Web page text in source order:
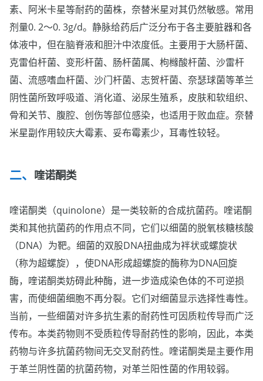
素、阿米卡星等耐药的菌株，奈替米星对其仍然敏感。常用
剂量0. 2～0. 3g/d。静脉给药后广泛分布于各主要脏器和各
体液中，但在脑脊液和胆汁中浓度低。主要用于大肠杆菌、
克雷伯杆菌、变形杆菌、肠杆菌属、枸橼酸杆菌、沙雷杆
菌、流感嗜血杆菌、沙门杆菌、志贺杆菌、奈瑟球菌等革兰
阴性菌所致呼吸道、消化道、泌尿生殖系，皮肤和软组织、
骨和关节、腹腔、创伤等部位感染，也适用于败血症。奈替
米星副作用较庆大霉素、妥布霉素少，耳毒性较轻。
喹诺酮类
喹诺酮类（quinolone）是一类较新的合成抗菌药。喹诺酮
类和其他抗菌药的作用点不同，它们以细菌的脱氧核糖核酸
（DNA）为靶。细菌的双股DNA扭曲成为袢状或螺旋状
（称为超螺旋），使DNA形成超螺旋的酶称为DNA回旋
酶，喹诺酮类妨碍此种酶，进一步造成染色体的不可逆损
害，而使细菌细胞不再分裂。它们对细菌显示选择性毒性。
当前，一些细菌对许多抗生素的耐药性可因质粒传导而广泛
传布。本类药物则不受质粒传导耐药性的影响，因此，本类
药物与许多抗菌药物间无交叉耐药性。喹诺酮类是主要作用
于革兰阴性菌的抗菌药物，对革兰阳性菌的作用较弱。